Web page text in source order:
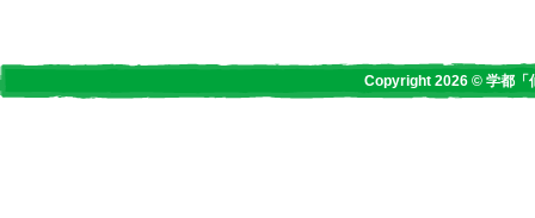
Copyright 2026 © 学都「